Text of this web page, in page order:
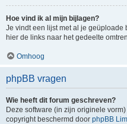
Hoe vind ik al mijn bijlagen?
Je vindt een lijst met al je
hier de links naar het gedeelte
Omhoog
phpBB vragen
Wie heeft dit forum geschreven?
Deze software (in zijn originele
copyright beschermd door phpBB